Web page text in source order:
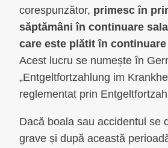
corespunzător, primesc în
săptămâni în continuare
care este plătit în
Acest lucru se numește în
„Entgeltfortzahlung im
reglementat prin
Dacă boala sau accidentul se
grave și după această